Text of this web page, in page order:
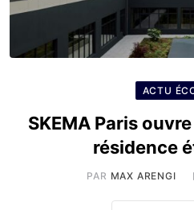
ACTU
SKEMA Paris
résidence
PAR MAX ARENGI